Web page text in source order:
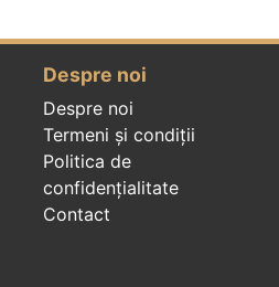
Despre noi
Despre noi
Termeni și condiții
Politica de
confidenţialitate
Contact